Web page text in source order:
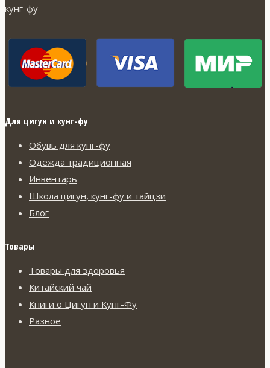
кунг-фу
Для цигун и кунг-фу
Обувь для кунг-фу
Одежда традиционная
Инвентарь
Школа цигун, кунг-фу и тайцзи
Блог
Товары
Товары для здоровья
Китайский чай
Книги о Цигун и Кунг-Фу
Разное